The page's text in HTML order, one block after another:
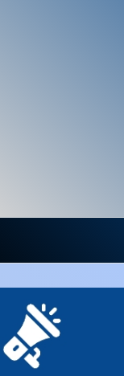
Droits